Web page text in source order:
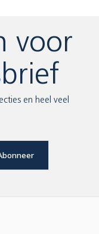
voor
en heel veel